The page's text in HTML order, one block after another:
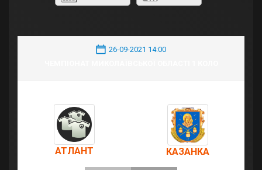
26-09-2021 14:00
АТЛАНТ КАЗАНКА